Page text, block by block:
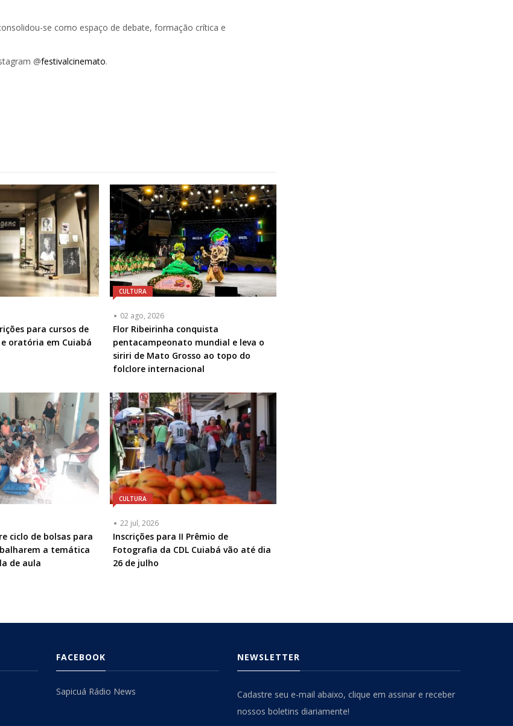
se como espaço de debate, formação crítica e
@festivalcinemato.
para cursos de
oratória em Cuiabá
CULTURA
02 ago, 2026
Flor Ribeirinha conquista
pentacampeonato mundial e leva o
siriri de Mato Grosso ao topo do
folclore internacional
ciclo de bolsas para
a temática
de aula
CULTURA
22 jul, 2026
Inscrições para II Prêmio de
Fotografia da CDL Cuiabá vão até dia
26 de julho
FACEBOOK
Sapicuá Rádio News
NEWSLETTER
Cadastre seu e-mail abaixo, clique em assinar e receber
nossos boletins diariamente!